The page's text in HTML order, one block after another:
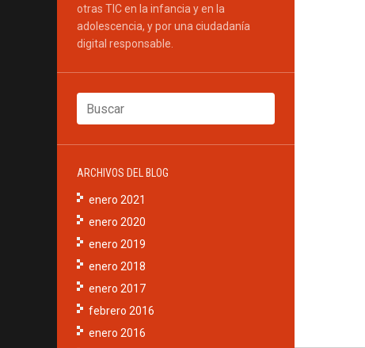
otras TIC en la infancia y en la
adolescencia, y por una ciudadanía
digital responsable.
ARCHIVOS DEL BLOG
enero 2021
enero 2020
enero 2019
enero 2018
enero 2017
febrero 2016
enero 2016